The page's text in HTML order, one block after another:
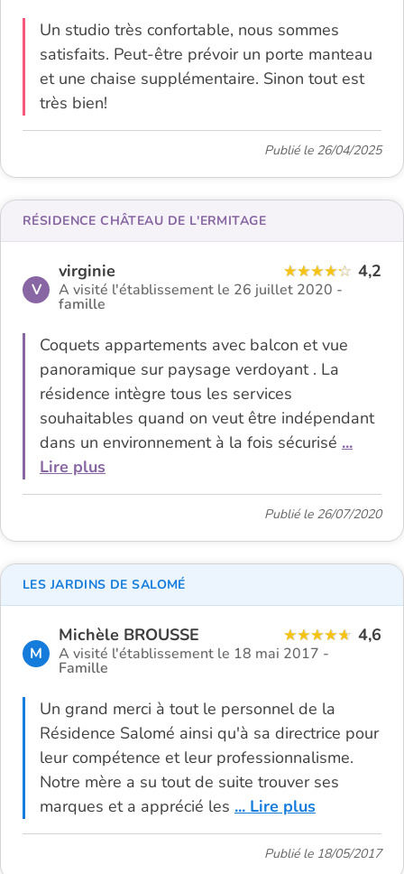
Un studio très confortable, nous sommes
satisfaits. Peut-être prévoir un porte manteau
et une chaise supplémentaire. Sinon tout est
très bien!
Publié le 26/04/2025
V
virginie 4,2
A visité l'établissement le 26 juillet 2020 -
famille
Coquets appartements avec balcon et vue
panoramique sur paysage verdoyant . La
résidence intègre tous les services
souhaitables quand on veut être indépendant
dans un environnement à la fois sécurisé ...
Lire plus
RÉSIDENCE CHÂTEAU DE L'ERMITAGE
Publié le 26/07/2020
M
Michèle BROUSSE 4,6
A visité l'établissement le 18 mai 2017 -
Famille
Un grand merci à tout le personnel de la
Résidence Salomé ainsi qu'à sa directrice pour
leur compétence et leur professionnalisme.
Notre mère a su tout de suite trouver ses
marques et a apprécié les ... Lire plus
LES JARDINS DE SALOMÉ
Publié le 18/05/2017